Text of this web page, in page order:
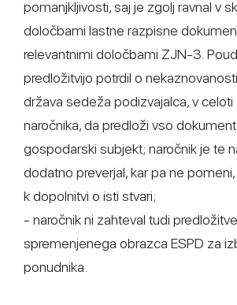
pomanjkljivosti, saj je zgolj ravnal v
določbami lastne razpisne
relevantnimi določbami ZJN-3.
predložitvijo potrdil o
država sedeža podizvajalca, v
naročnika, da predloži vso
gospodarski subjekt; naročnik je te
dodatno preverjal, kar pa ne
k dopolnitvi o isti stvari;
- naročnik ni zahteval tudi predložitve
spremenjenega obrazca ESPD za
ponudnika.